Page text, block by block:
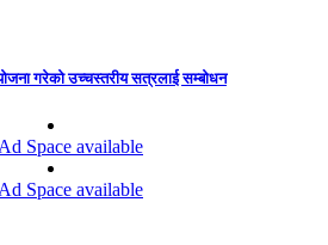
गरेको उच्चस्तरीय सत्रलाई सम्बोधन